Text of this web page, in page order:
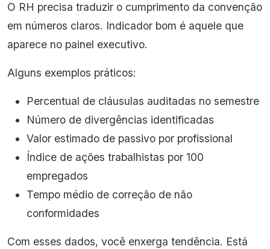
O RH precisa traduzir o cumprimento da convenção
em números claros. Indicador bom é aquele que
aparece no painel executivo.
Alguns exemplos práticos:
Percentual de cláusulas auditadas no semestre
Número de divergências identificadas
Valor estimado de passivo por profissional
Índice de ações trabalhistas por 100
empregados
Tempo médio de correção de não
conformidades
Com esses dados, você enxerga tendência. Está